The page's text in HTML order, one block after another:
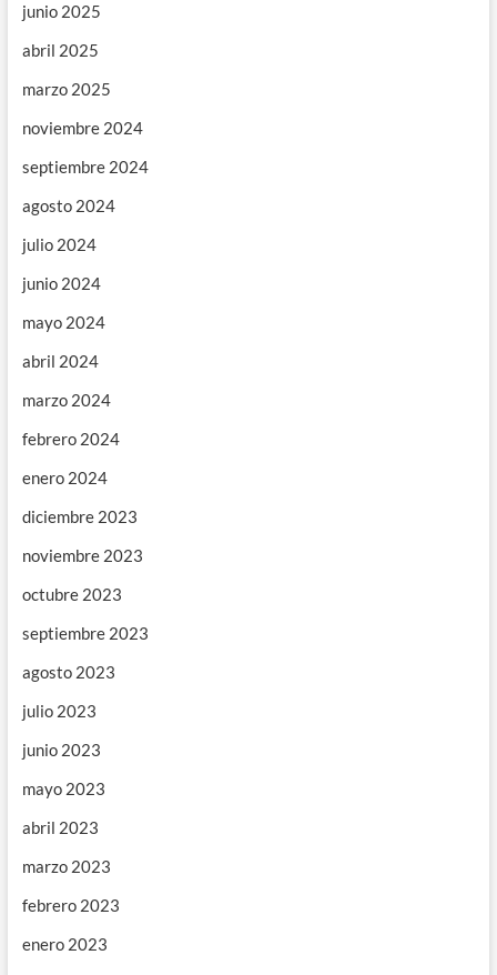
junio 2025
abril 2025
marzo 2025
noviembre 2024
septiembre 2024
agosto 2024
julio 2024
junio 2024
mayo 2024
abril 2024
marzo 2024
febrero 2024
enero 2024
diciembre 2023
noviembre 2023
octubre 2023
septiembre 2023
agosto 2023
julio 2023
junio 2023
mayo 2023
abril 2023
marzo 2023
febrero 2023
enero 2023